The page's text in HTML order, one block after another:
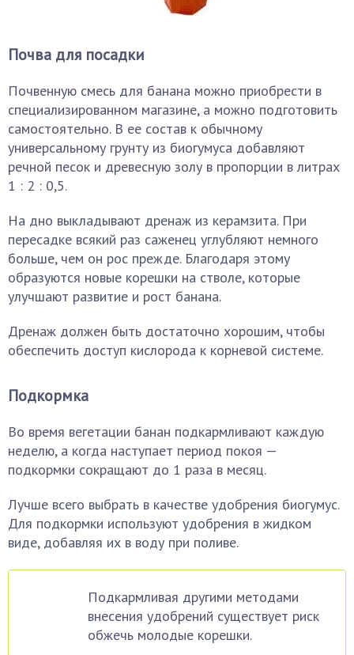
Почва для посадки
Почвенную смесь для банана можно приобрести в
специализированном магазине, а можно подготовить
самостоятельно. В ее состав к обычному
универсальному грунту из биогумуса добавляют
речной песок и древесную золу в пропорции в литрах
1 : 2 : 0,5.
На дно выкладывают дренаж из керамзита. При
пересадке всякий раз саженец углубляют немного
больше, чем он рос прежде. Благодаря этому
образуются новые корешки на стволе, которые
улучшают развитие и рост банана.
Дренаж должен быть достаточно хорошим, чтобы
обеспечить доступ кислорода к корневой системе.
Подкормка
Во время вегетации банан подкармливают каждую
неделю, а когда наступает период покоя —
подкормки сокращают до 1 раза в месяц.
Лучше всего выбрать в качестве удобрения биогумус.
Для подкормки используют удобрения в жидком
виде, добавляя их в воду при поливе.
Подкармливая другими методами
внесения удобрений существует риск
обжечь молодые корешки.